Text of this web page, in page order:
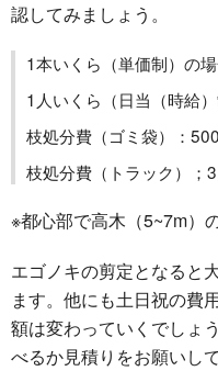
認してみましょう。
1本いくら（単価制）の
1人いくら（日当（時給
枝処分費（ゴミ袋）：
枝処分費（トラック）；
※都心部で高木（5~7m）
エゴノキの剪定となると
ます。他にも土日祝の費
額は変わっていくでしょ
べるか見積りをお願いし